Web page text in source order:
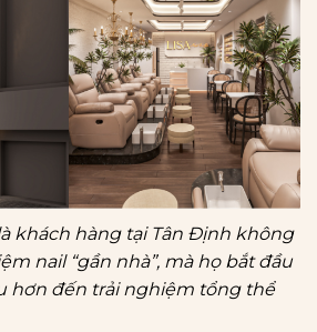
khách hàng tại Tân Định không
nail “gần nhà”, mà họ bắt đầu
hơn đến trải nghiệm tổng thể